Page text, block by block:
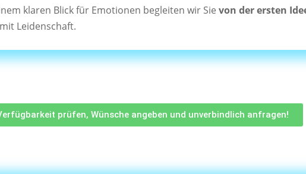
klaren Blick für Emotionen begleiten wir Sie von der ersten
Leidenschaft.
prüfen, Wünsche angeben und unverbindlich anfragen!